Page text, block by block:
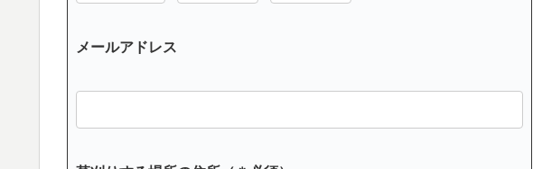
メールアドレス